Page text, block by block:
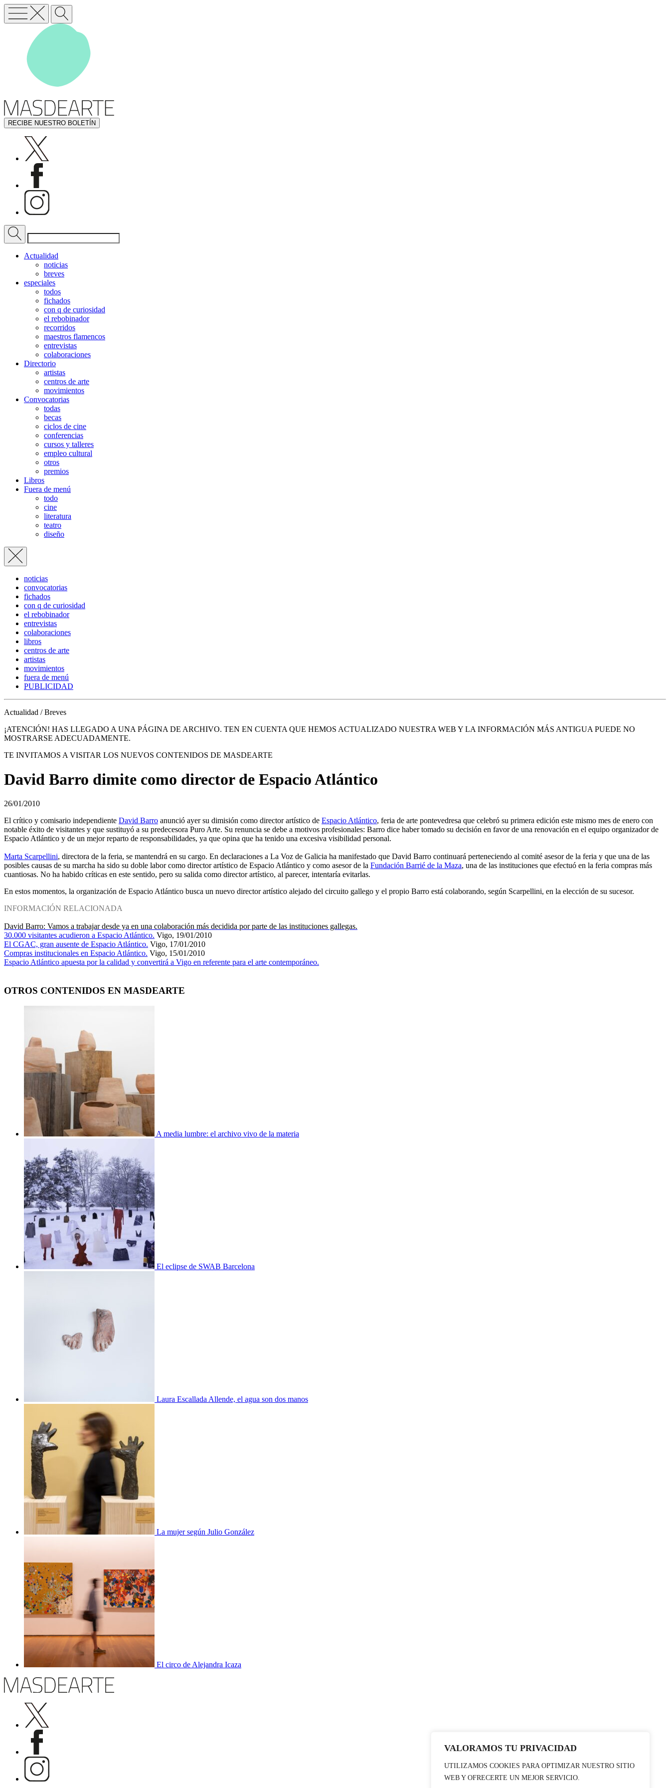
VALORAMOS TU PRIVACIDAD
UTILIZAMOS COOKIES PARA OPTIMIZAR NUESTRO SITIO
WEB Y OFRECERTE UN MEJOR SERVICIO.
RECIBE NUESTRO BOLETÍN
Actualidad
noticias
breves
especiales
todos
fichados
con q de curiosidad
el rebobinador
recorridos
maestros flamencos
entrevistas
colaboraciones
Directorio
artistas
centros de arte
movimientos
Convocatorias
todas
becas
ciclos de cine
conferencias
cursos y talleres
empleo cultural
otros
premios
Libros
Fuera de menú
todo
cine
literatura
teatro
diseño
noticias
convocatorias
fichados
con q de curiosidad
el rebobinador
entrevistas
colaboraciones
libros
centros de arte
artistas
movimientos
fuera de menú
PUBLICIDAD
Actualidad / Breves
¡ATENCIÓN! HAS LLEGADO A UNA PÁGINA DE ARCHIVO. TEN EN CUENTA QUE HEMOS ACTUALIZADO NUESTRA WEB Y LA INFORMACIÓN MÁS ANTIGUA PUEDE NO
MOSTRARSE ADECUADAMENTE.
TE INVITAMOS A VISITAR LOS NUEVOS CONTENIDOS DE MASDEARTE
David Barro dimite como director de Espacio Atlántico
26/01/2010
El crítico y comisario independiente David Barro anunció ayer su dimisión como director artístico de Espacio Atlántico, feria de arte pontevedresa que celebró su primera edición este mismo mes de enero con
notable éxito de visitantes y que sustituyó a su predecesora Puro Arte. Su renuncia se debe a motivos profesionales: Barro dice haber tomado su decisión en favor de una renovación en el equipo organizador de
Espacio Atlántico y de un mejor reparto de responsabilidades, ya que opina que ha tenido una excesiva visibilidad personal.
Marta Scarpellini, directora de la feria, se mantendrá en su cargo. En declaraciones a La Voz de Galicia ha manifestado que David Barro continuará perteneciendo al comité asesor de la feria y que una de las
posibles causas de su marcha ha sido su doble labor como director artístico de Espacio Atlántico y como asesor de la Fundación Barrié de la Maza, una de las instituciones que efectuó en la feria compras más
cuantiosas. No ha habido críticas en este sentido, pero su salida como director artístico, al parecer, intentaría evitarlas.
En estos momentos, la organización de Espacio Atlántico busca un nuevo director artístico alejado del circuito gallego y el propio Barro está colaborando, según Scarpellini, en la elección de su sucesor.
INFORMACIÓN RELACIONADA
David Barro: Vamos a trabajar desde ya en una colaboración más decidida por parte de las instituciones gallegas.
30.000 visitantes acudieron a Espacio Atlántico. Vigo, 19/01/2010
El CGAC, gran ausente de Espacio Atlántico. Vigo, 17/01/2010
Compras institucionales en Espacio Atlántico. Vigo, 15/01/2010
Espacio Atlántico apuesta por la calidad y convertirá a Vigo en referente para el arte contemporáneo.
OTROS CONTENIDOS EN MASDEARTE
A media lumbre: el archivo vivo de la materia
El eclipse de SWAB Barcelona
Laura Escallada Allende, el agua son dos manos
La mujer según Julio González
El circo de Alejandra Icaza